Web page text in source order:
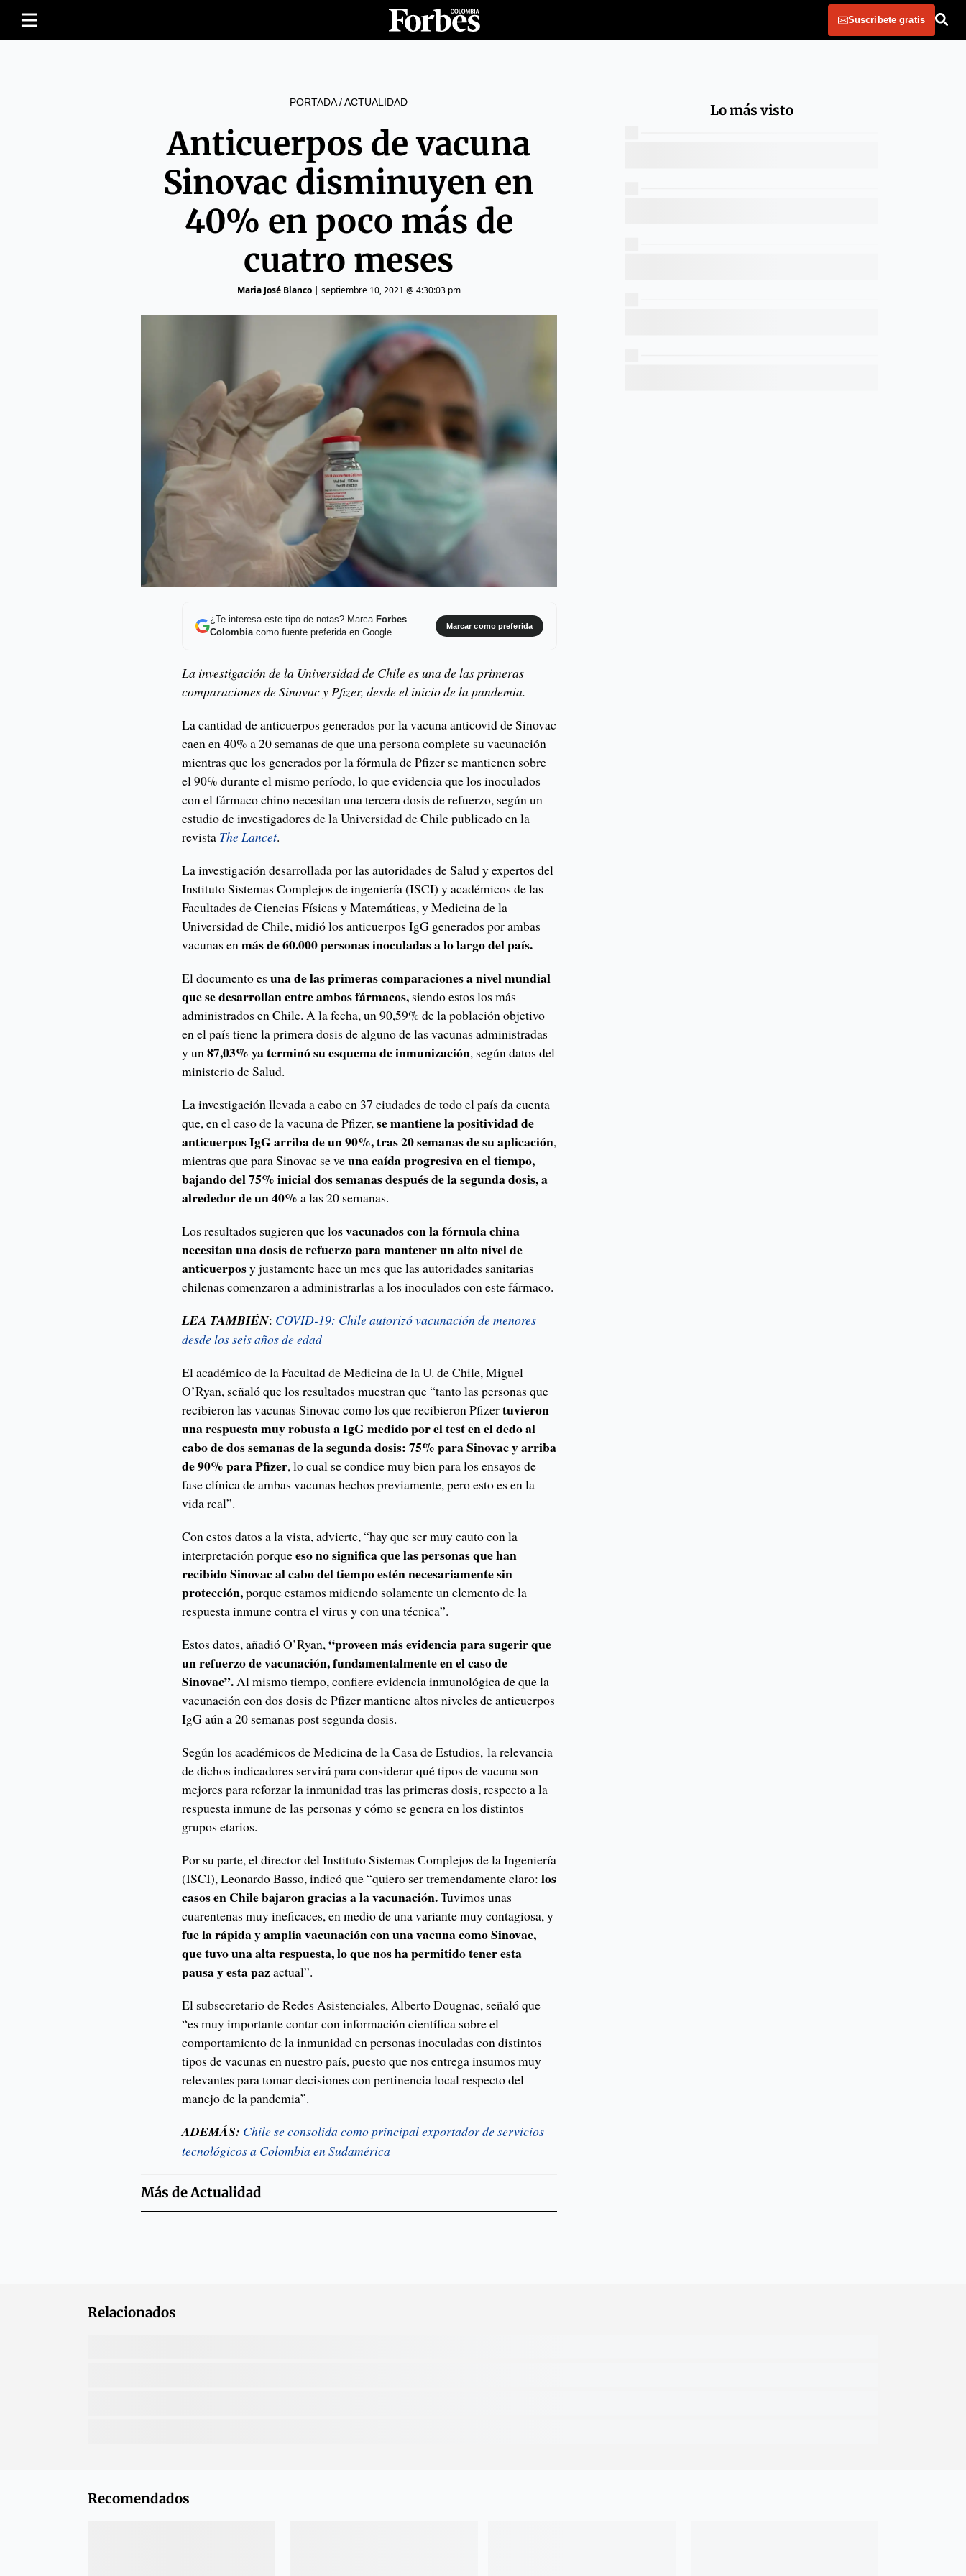
Suscribete gratis
PORTADA/ACTUALIDAD
Anticuerpos de vacuna
Sinovac disminuyen en
40% en poco más de
cuatro meses
Maria José Blanco| septiembre 10, 2021 @ 4:30:03 pm
¿Te interesa este tipo de notas? Marca Forbes
Colombiacomo fuente preferida en Google.
Marcar como preferida
La investigación de la Universidad de Chile es una de las primeras
comparaciones de Sinovac y Pfizer, desde el inicio de la pandemia.
La cantidad de anticuerpos generados por la vacuna anticovid de Sinovac
caen en 40% a 20 semanas de que una persona complete su vacunación
mientras que los generados por la fórmula de Pfizer se mantienen sobre
el 90% durante el mismo período, lo que evidencia que los inoculados
con el fármaco chino necesitan una tercera dosis de refuerzo, según un
estudio de investigadores de la Universidad de Chile publicado en la
revista The Lancet.
La investigación desarrollada por las autoridades de Salud y expertos del
Instituto Sistemas Complejos de ingeniería (ISCI) y académicos de las
Facultades de Ciencias Físicas y Matemáticas, y Medicina de la
Universidad de Chile, midió los anticuerpos IgG generados por ambas
vacunas en más de 60.000 personas inoculadas a lo largo del país.
El documento esuna de las primeras comparaciones a nivel mundial
que se desarrollan entre ambos fármacos, siendo estos los más
administrados en Chile. A la fecha, un 90,59% de la población objetivo
en el país tiene la primera dosis de alguno de las vacunas administradas
y un 87,03% ya terminó su esquema de inmunización, según datos del
ministerio de Salud.
La investigación llevada a cabo en 37 ciudades de todo el país da cuenta
que, en el caso de la vacuna de Pfizer,se mantiene la positividad de
anticuerpos IgG arriba de un 90%, tras 20 semanas de su aplicación,
mientras que para Sinovac se veuna caída progresiva en el tiempo,
bajando del 75% inicial dos semanas después de la segunda dosis, a
alrededor de un 40%a las 20 semanas.
Los resultados sugieren que los vacunados con la fórmula china
necesitan una dosis de refuerzo para mantener un alto nivel de
anticuerposy justamente hace un mes que las autoridades sanitarias
chilenas comenzaron a administrarlas a los inoculados con este fármaco.
LEA TAMBIÉN: COVID-19: Chile autorizó vacunación de menores
desde los seis años de edad
El académico de la Facultad de Medicina de la U. de Chile, Miguel
O’Ryan, señaló que los resultados muestran que “tanto las personas que
recibieron las vacunas Sinovac como los que recibieron Pfizertuvieron
una respuesta muy robusta a IgG medido por el test en el dedo al
cabo de dos semanas de la segunda dosis: 75% para Sinovac y arriba
de 90% para Pfizer, lo cual se condice muy bien para los ensayos de
fase clínica de ambas vacunas hechos previamente, pero esto es en la
vida real”.
Con estos datos a la vista, advierte, “hay que ser muy cauto con la
interpretación porqueeso no significa que las personas que han
recibido Sinovac al cabo del tiempo estén necesariamente sin
protección,porque estamos midiendo solamente un elemento de la
respuesta inmune contra el virus y con una técnica”.
Estos datos, añadió O’Ryan,“proveen más evidencia para sugerir que
un refuerzo de vacunación, fundamentalmente en el caso de
Sinovac”. Al mismo tiempo, confiere evidencia inmunológica de que la
vacunación con dos dosis de Pfizer mantiene altos niveles de anticuerpos
IgG aún a 20 semanas post segunda dosis.
Según los académicos de Medicina de la Casa de Estudios, la relevancia
de dichos indicadores servirá para considerar qué tipos de vacuna son
mejores para reforzar la inmunidad tras las primeras dosis, respecto a la
respuesta inmune de las personas y cómo se genera en los distintos
grupos etarios.
Por su parte, el director del Instituto Sistemas Complejos de la Ingeniería
(ISCI), Leonardo Basso, indicó que “quiero ser tremendamente claro:los
casos en Chile bajaron gracias a la vacunación.Tuvimos unas
cuarentenas muy ineficaces, en medio de una variante muy contagiosa, y
fue la rápida y amplia vacunación con una vacuna como Sinovac,
que tuvo una alta respuesta, lo que nos ha permitido tener esta
pausa y esta pazactual”.
El subsecretario de Redes Asistenciales, Alberto Dougnac, señaló que
“es muy importante contar con información científica sobre el
comportamiento de la inmunidad en personas inoculadas con distintos
tipos de vacunas en nuestro país, puesto que nos entrega insumos muy
relevantes para tomar decisiones con pertinencia local respecto del
manejo de la pandemia”.
ADEMÁS: Chile se consolida como principal exportador de servicios
tecnológicos a Colombia en Sudamérica
Más deActualidad
Lo más visto
Relacionados
Recomendados